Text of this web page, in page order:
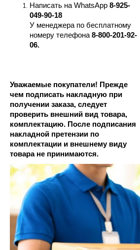
Написать на WhatsApp 8-925-
049-90-18
У менеджера по бесплатному
номеру телефона 8-800-201-92-
06.
Уважаемые покупатели! Прежде
чем подписать накладную при
получении заказа, следует
проверить внешний вид товара,
комплектацию. После подписания
накладной претензии по
комплектации и внешнему виду
товара не принимаются.